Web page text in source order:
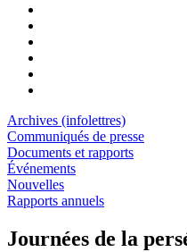
Archives (infolettres)
Communiqués de presse
Documents et rapports
Événements
Nouvelles
Rapports annuels
Journées de la